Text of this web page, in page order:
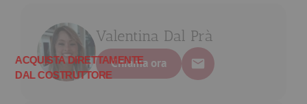
Valentina Dal Prà
Chiama ora